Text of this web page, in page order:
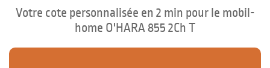
Votre cote personnalisée en 2 min pour le mobil-
home O'HARA 855 2Ch T